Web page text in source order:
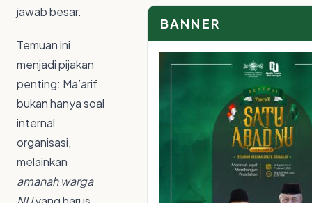
jawab besar.
Temuan ini
menjadi pijakan
penting: Ma’arif
bukan hanya soal
internal
organisasi,
melainkan
amanah warga
BANNER